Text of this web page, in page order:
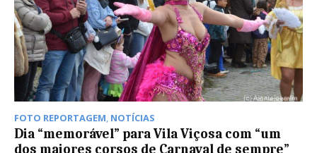
FOTO REPORTAGEM, NOTÍCIAS
Dia “memorável” para Vila Viçosa com “um
dos maiores corsos de Carnaval de sempre”